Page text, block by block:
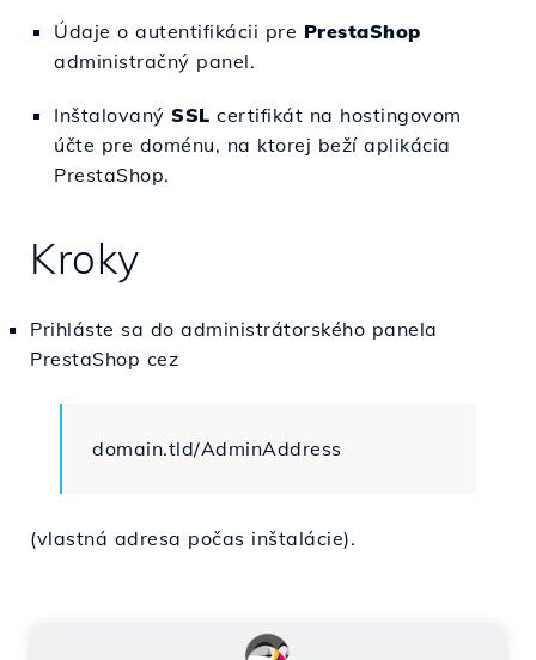
Údaje o autentifikácii pre PrestaShop
administračný panel.
Inštalovaný SSL certifikát na hostingovom
účte pre doménu, na ktorej beží aplikácia
PrestaShop.
Kroky
Prihláste sa do administrátorského panela
PrestaShop cez
domain.tld/AdminAddress
(vlastná adresa počas inštalácie).